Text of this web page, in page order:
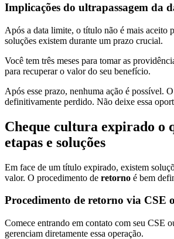
Implicações do ultrapassagem da
Após a data limite, o título não é mais aceito
soluções existem durante um prazo crucial.
Você tem três meses para tomar as
para recuperar o valor do seu benefício.
Após esse prazo, nenhuma ação é possível.
definitivamente perdido. Não deixe essa
Cheque cultura expirado o
etapas e soluções
Em face de um título expirado, existem
valor. O procedimento de retorno é bem
Procedimento de retorno via CSE
Comece entrando em contato com seu CSE
gerenciam diretamente essa operação.